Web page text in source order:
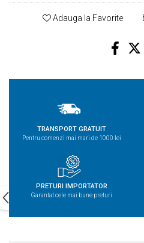
Adauga la Favorite
TRANSPORT GRATUIT
Pentru comenzi mai mari de 1000 lei
PRETURI IMPORTATOR
Garantat cele mai bune preturi